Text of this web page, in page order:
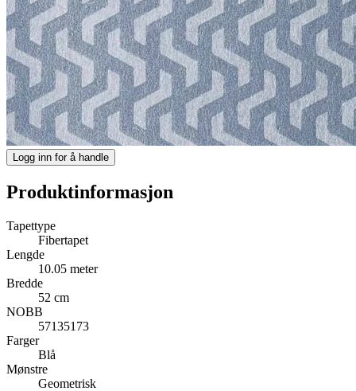
Logg inn for å handle
Produktinformasjon
Tapettype
Fibertapet
Lengde
10.05 meter
Bredde
52 cm
NOBB
57135173
Farger
Blå
Mønstre
Geometrisk